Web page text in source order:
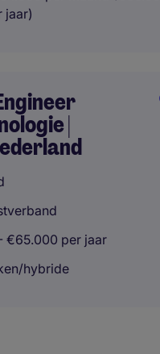
jaar)
|
€65.000 per jaar
hybride